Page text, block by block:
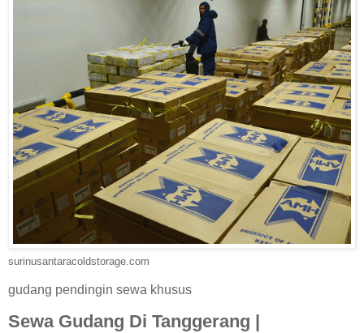
surinusantaracoldstorage.com
gudang pendingin sewa khusus
Sewa Gudang Di Tanggerang |